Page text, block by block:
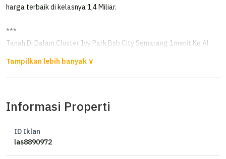
harga terbaik di kelasnya 1,4 Miliar.
***
Tanah Di Dalam Cluster Ivy Park Bsb City Semarang 1menit Ke Al
Luas Tanah 162m²
Sertifikat HGB
Informasi Properti
ID Iklan
las8890972